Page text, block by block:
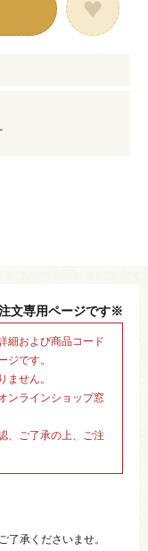
文専用ページです※
細および商品コード
ジです。
ません。
ンラインショップ窓
、ご了承の上、ご注
了承くださいませ。